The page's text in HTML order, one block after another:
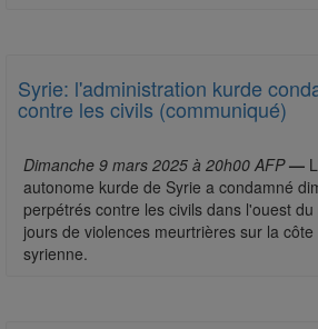
Syrie: l'administration kurde
contre les civils (communiqué)
Dimanche 9 mars 2025 à 20h00 AFP —
autonome kurde de Syrie a condamné
perpétrés contre les civils dans l'ouest
jours de violences meurtrières sur la
syrienne.